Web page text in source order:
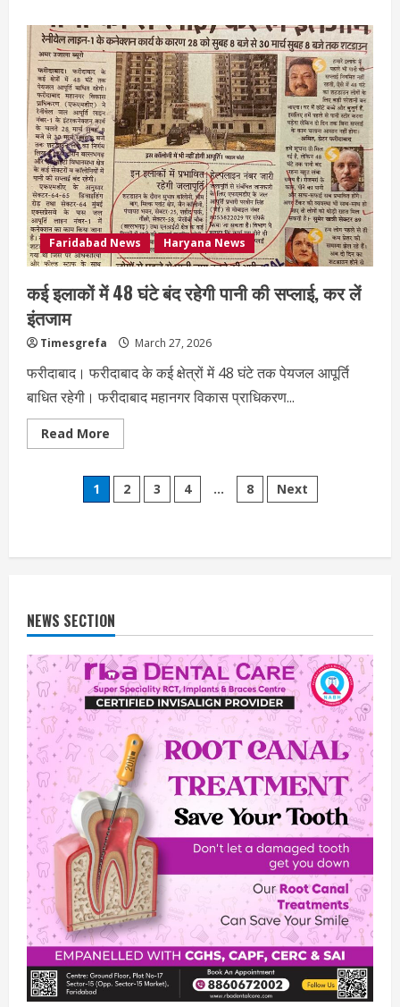
Faridabad News Haryana News
कई इलाकों में 48 घंटे बंद रहेगी पानी की सप्लाई, कर लें
इंतजाम
Timesgrefa March 27, 2026
फरीदाबाद। फरीदाबाद के कई क्षेत्रों में 48 घंटे तक पेयजल आपूर्ति
बाधित रहेगी। फरीदाबाद महानगर विकास प्राधिकरण...
Read More
1 2 3 4 … 8 Next
NEWS SECTION